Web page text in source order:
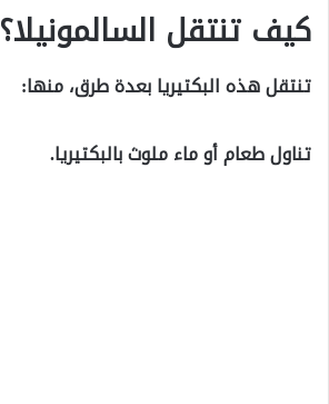
كيف تنتقل السالمونيلا؟
تنتقل هذه البكتيريا بعدة طرق، منها:
تناول طعام أو ماء ملوث بالبكتيريا.